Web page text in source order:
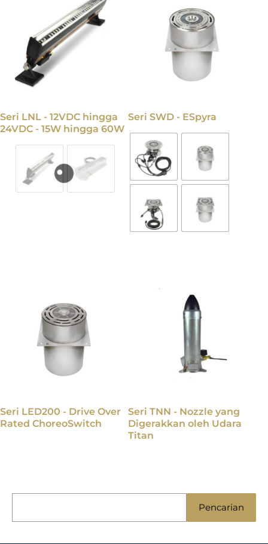
Pencarian
Seri LNL - 12VDC hingga
24VDC - 15W hingga 60W
Seri SWD - ESpyra
Seri LED200 - Drive Over
Rated ChoreoSwitch
Seri TNN - Nozzle yang
Digerakkan oleh Udara
Titan